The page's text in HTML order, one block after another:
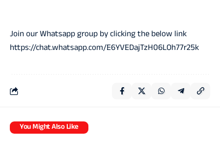
Join our Whatsapp group by clicking the below link
https://chat.whatsapp.com/E6YVEDajTzH06LOh77r25k
You Might Also Like